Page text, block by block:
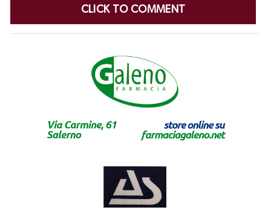
CLICK TO COMMENT